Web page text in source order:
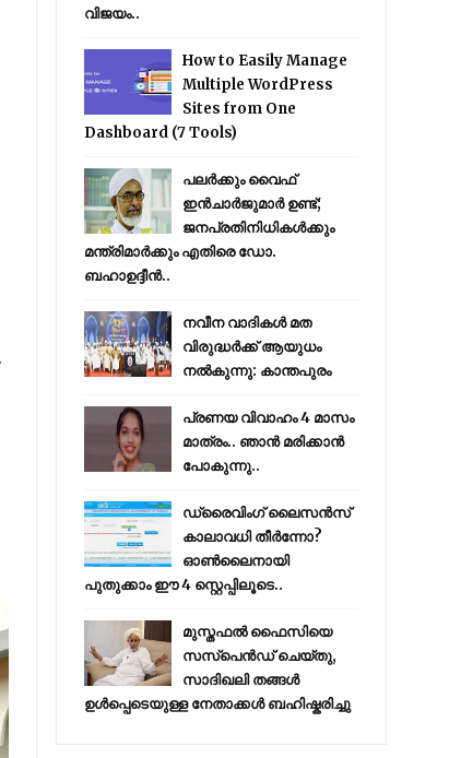
വിജയം..
How to Easily Manage
Multiple WordPress
Sites from One
Dashboard (7 Tools)
പലർക്കും വൈഫ്
ഇൻചാർജുമാർ ഉണ്ട്;
ജനപ്രതിനിധികൾക്കും
മന്ത്രിമാർക്കും എതിരെ ഡോ.
ബഹാഉദ്ദീൻ..
നവീന വാദികൾ മത
വിരുദ്ധർക്ക് ആയുധം
നൽകുന്നു: കാന്തപുരം
പ്രണയ വിവാഹം 4 മാസം
മാത്രം.. ഞാൻ മരിക്കാൻ
പോകുന്നു..
ഡ്രൈവിംഗ് ലൈസൻസ്
കാലാവധി തീർന്നോ?
ഓൺലൈനായി
പുതുക്കാം ഈ 4 സ്റ്റെപ്പിലൂടെ..
മുസ്തഫൽ ഫൈസിയെ
സസ്‌പെൻഡ് ചെയ്തു,
സാദിഖലി തങ്ങൾ
ഉൾപ്പെടെയുള്ള നേതാക്കൾ ബഹിഷ്കരിച്ചു